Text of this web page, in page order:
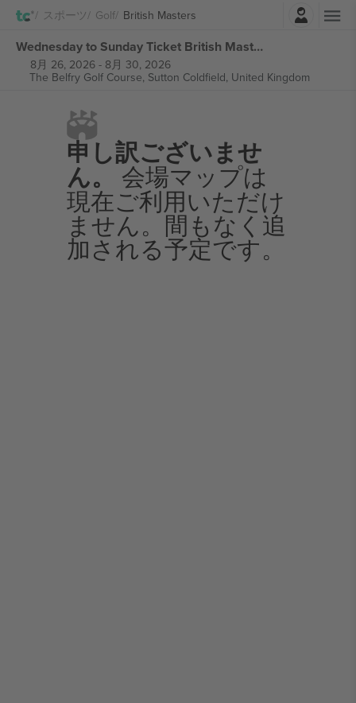
スポーツ Golf British Masters
Wednesday to Sunday Ticket British Masters チケット
8月 26, 2026- 8月 30, 2026
The Belfry Golf Course, Sutton Coldfield, United Kingdom
申し訳ございませ
ん。 会場マップは
現在ご利用いただけ
ません。間もなく追
加される予定です。